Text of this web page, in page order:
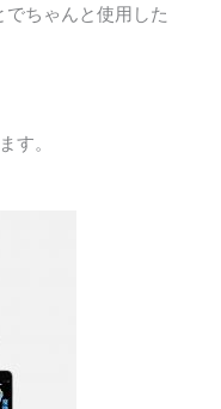
ちゃんと使用した
す。